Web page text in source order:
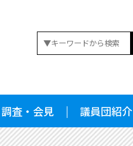
調査・会見 議員団紹介